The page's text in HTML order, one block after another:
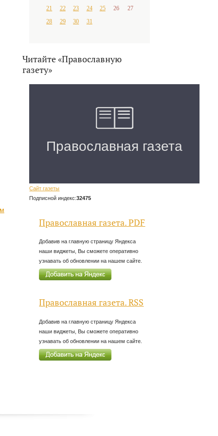
21 22 23 24 25 26
27
28
29 30 31
Читайте «Православную
газету»
Сайт газеты
Подписной индекс:32475
Православная газета. PDF
Добавив на главную страницу Яндекса
наши виджеты, Вы сможете оперативно
узнавать об обновлении на нашем сайте.
Православная газета. RSS
Добавив на главную страницу Яндекса
наши виджеты, Вы сможете оперативно
узнавать об обновлении на нашем сайте.